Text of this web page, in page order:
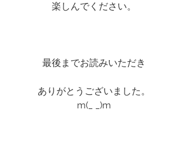
楽しんでください。
最後までお読みいただき
ありがとうございました。
m(_ _)m